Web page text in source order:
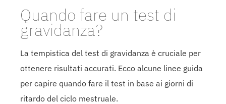
Quando fare un test di
gravidanza?
La tempistica del test di gravidanza è cruciale per
ottenere risultati accurati. Ecco alcune linee guida
per capire quando fare il test in base ai giorni di
ritardo del ciclo mestruale.